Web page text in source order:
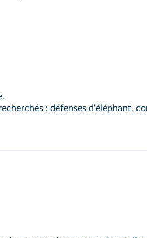
: défenses d'éléphant,